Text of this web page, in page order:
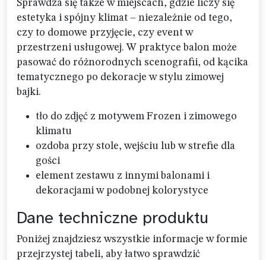
Sprawdza się także w miejscach, gdzie liczy się
estetyka i spójny klimat – niezależnie od tego,
czy to domowe przyjęcie, czy event w
przestrzeni usługowej. W praktyce balon może
pasować do różnorodnych scenografii, od kącika
tematycznego po dekoracje w stylu zimowej
bajki.
tło do zdjęć z motywem Frozen i zimowego
klimatu
ozdoba przy stole, wejściu lub w strefie dla
gości
element zestawu z innymi balonami i
dekoracjami w podobnej kolorystyce
Dane techniczne produktu
Poniżej znajdziesz wszystkie informacje w formie
przejrzystej tabeli, aby łatwo sprawdzić